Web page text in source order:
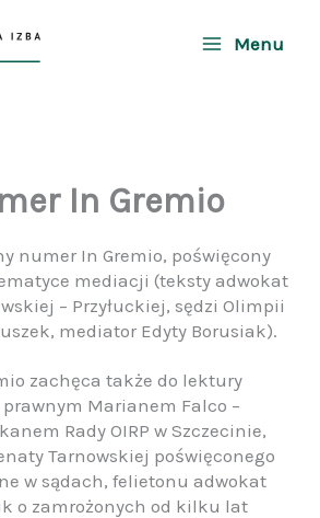
Menu
In Gremio
numer In Gremio, poświęcony
mediacji (teksty adwokat
– Przyłuckiej, sędzi Olimpii
mediator Edyty Borusiak).
zachęca także do lektury
Marianem Falco –
Rady OIRP w Szczecinie,
Tarnowskiej poświęconego
w sądach, felietonu adwokat
o zamrożonych od kilku lat